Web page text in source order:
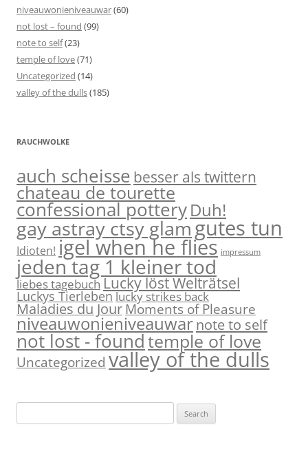
niveauwonieniveauwar(60)
not lost – found (99)
note to self(23)
temple of love(71)
Uncategorized (14)
valley of the dulls(185)
RAUCHWOLKE
auch scheisse besser als twittern
chateau de tourette
confessional potteryDuh!
gay astray ctsy glamgutes tun
Idioten! igel when he flies impressum
jeden tag 1 kleiner tod
liebes tagebuch Lucky löst Welträtsel
Luckys Tierlebenlucky strikes back
Maladies du Jour Moments of Pleasure
niveauwonieniveauwarnote to self
not lost - foundtemple of love
Uncategorized valley of the dulls
e